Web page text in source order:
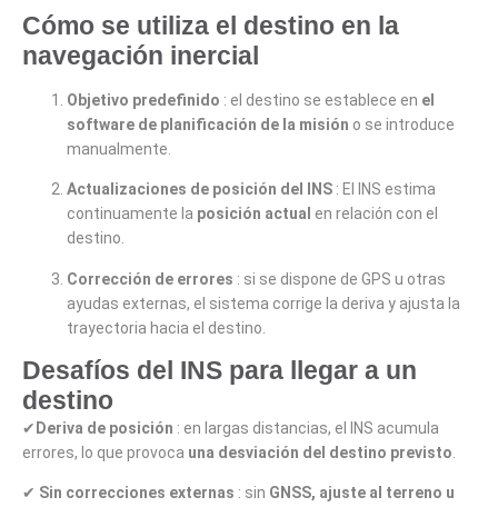
Cómo se utiliza el destino en la
navegación inercial
Objetivo predefinido : el destino se establece en el
software de planificación de la misión o se introduce
manualmente.
Actualizaciones de posición del INS : El INS estima
continuamente la posición actual en relación con el
destino.
Corrección de errores : si se dispone de GPS u otras
ayudas externas, el sistema corrige la deriva y ajusta la
trayectoria hacia el destino.
Desafíos del INS para llegar a un
destino
✔ Deriva de posición : en largas distancias, el INS acumula
errores, lo que provoca una desviación del destino previsto
✔ Sin correcciones externas : sin GNSS, ajuste al terreno u